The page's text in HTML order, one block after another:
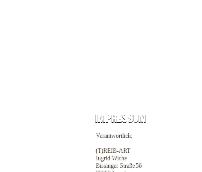
Verantwortlich:
(T)REIB-ART
Ingrid Wiche
Bissinger Straße 56